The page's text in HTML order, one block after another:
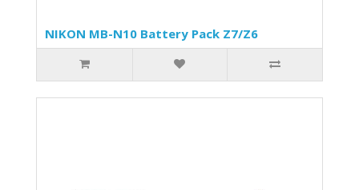
NIKON MB-N10 Battery Pack Z7/Z6